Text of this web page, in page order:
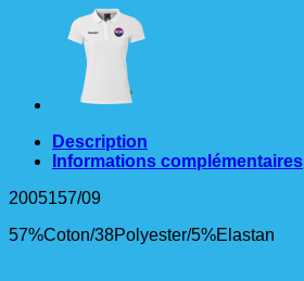
Description
Informations complémentaires
2005157/09
57%Coton/38Polyester/5%Elastan